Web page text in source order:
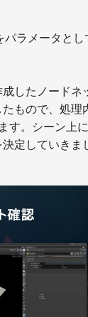
ラメータとし
したノードネ
もので、処理
す。シーン上
定していきま